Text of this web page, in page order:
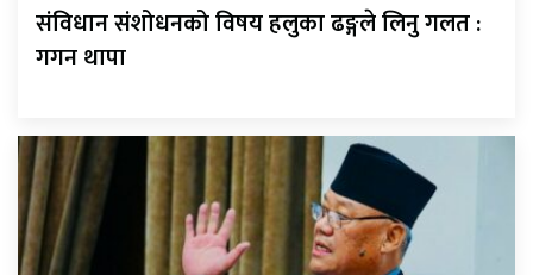
संविधान संशोधनको विषय हलुका ढङ्गले लिनु गलत :
गगन थापा